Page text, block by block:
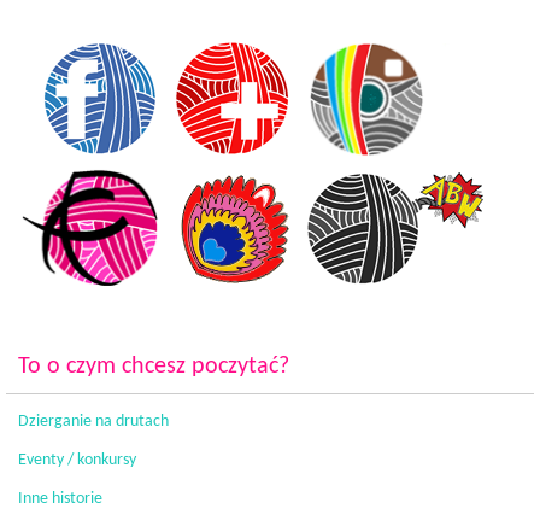
To o czym chcesz poczytać?
Dzierganie na drutach
Eventy / konkursy
Inne historie